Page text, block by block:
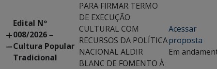
Edital Nº
008/2026 –
Cultura Popular
Tradicional
PARA FIRMAR TERMO
DE EXECUÇÃO
CULTURAL COM
RECURSOS DA POLÍTICA
NACIONAL ALDIR
BLANC DE FOMENTO À
Acessar
proposta
Em